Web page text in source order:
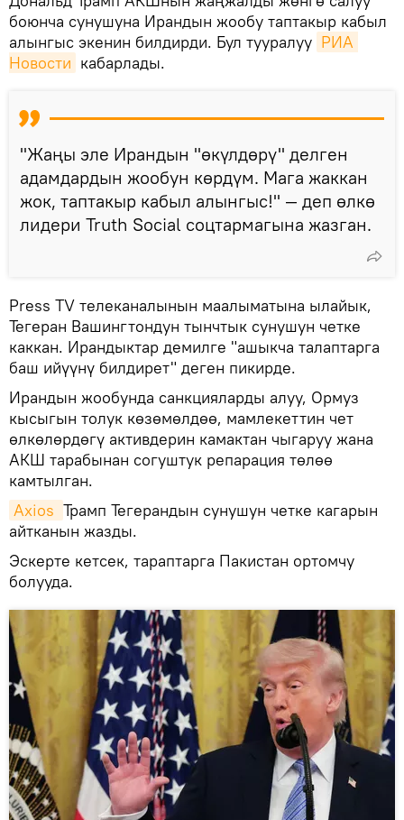
боюнча сунушуна Ирандын жообу таптакыр кабыл
алынгыс экенин билдирди. Бул тууралуу РИА
Новости кабарлады.
"Жаңы эле Ирандын "өкүлдөрү" делген
адамдардын жообун көрдүм. Мага жаккан
жок, таптакыр кабыл алынгыс!" — деп өлкө
лидери Truth Social соцтармагына жазган.
Press TV телеканалынын маалыматына ылайык,
Тегеран Вашингтондун тынчтык сунушун четке
каккан. Ирандыктар демилге "ашыкча талаптарга
баш ийүүнү билдирет" деген пикирде.
Ирандын жообунда санкцияларды алуу, Ормуз
кысыгын толук көзөмөлдөө, мамлекеттин чет
өлкөлөрдөгү активдерин камактан чыгаруу жана
АКШ тарабынан согуштук репарация төлөө
камтылган.
Axios Трамп Тегерандын сунушун четке кагарын
айтканын жазды.
Эскерте кетсек, тараптарга Пакистан ортомчу
болууда.